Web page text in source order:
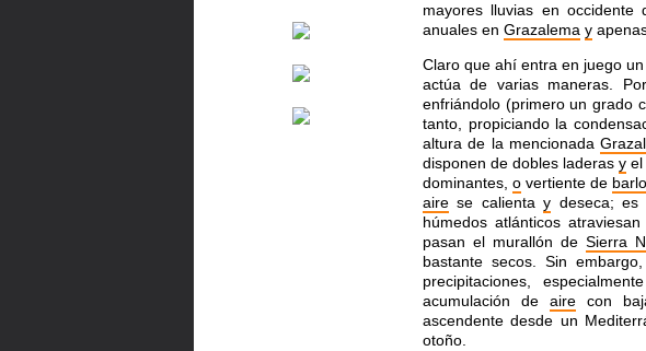
mayores lluvias en
anuales en Grazalema y
Claro que ahí entra en juego
actúa de varias maneras.
enfriándolo (primero un grado
tanto, propiciando la
altura de la mencionada
disponen de dobles laderasy el
dominantes,o vertiente de
aire se calientay deseca;
húmedos atlánticos
pasan el murallón deSierra
bastante secos. Sin
precipitaciones,
acumulación de airecon
ascendente desde un
otoño.